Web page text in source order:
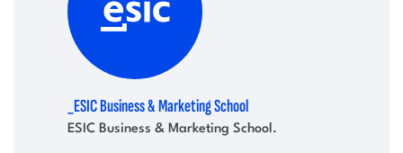
_ESIC Business & Marketing School
ESIC Business & Marketing School.